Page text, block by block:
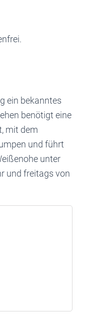
ein bekanntes
benötigt eine
mit dem
und führt
unter
und freitags von